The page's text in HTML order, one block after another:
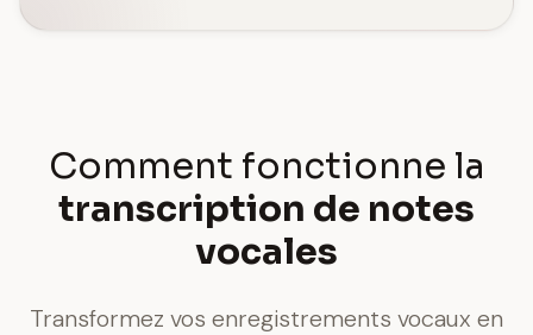
Comment fonctionne la
transcription de notes
vocales
Transformez vos enregistrements vocaux en